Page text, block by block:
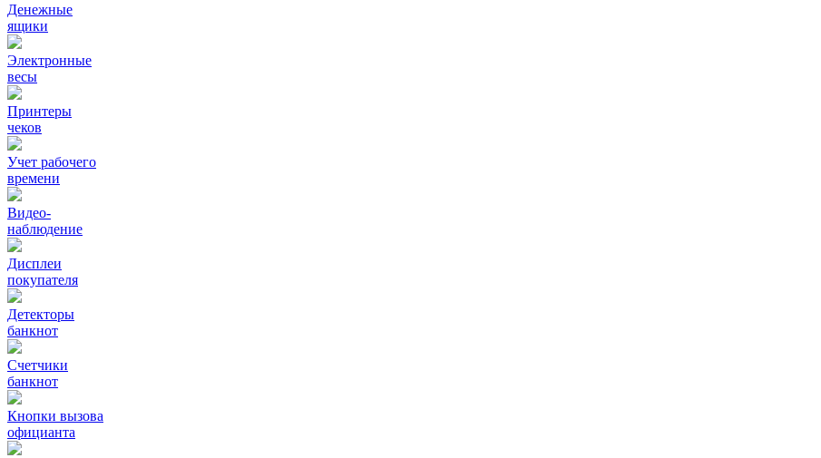
Денежные
ящики
Электронные
весы
Принтеры
чеков
Учет рабочего
времени
Видео‑
наблюдение
Дисплеи
покупателя
Детекторы
банкнот
Счетчики
банкнот
Кнопки вызова
официанта